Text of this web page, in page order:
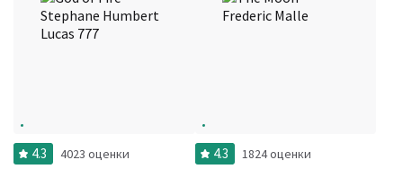
4.3 4023 оценки 4.3 1824 оценки